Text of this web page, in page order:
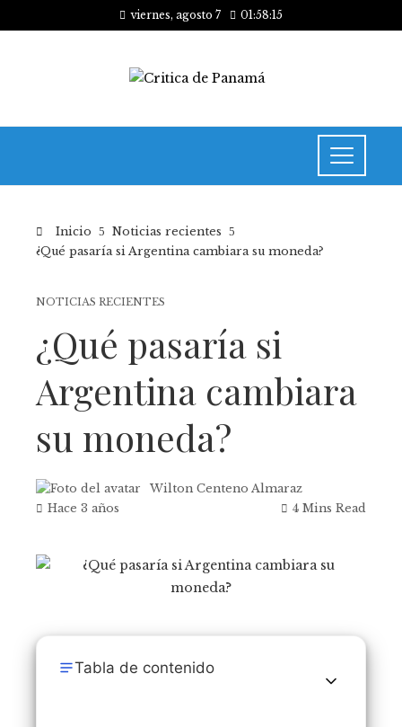
viernes, agosto 7 01:58:15
Inicio
Noticias recientes
¿Qué pasaría si Argentina cambiara su moneda?
NOTICIAS RECIENTES
¿Qué pasaría si
Argentina cambiara
su moneda?
Wilton Centeno Almaraz
Hace 3 años
4 Mins Read
Tabla de contenido